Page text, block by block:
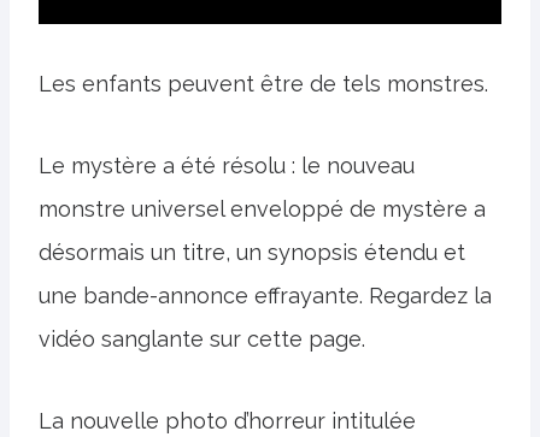
Les enfants peuvent être de tels monstres.
Le mystère a été résolu : le nouveau
monstre universel enveloppé de mystère a
désormais un titre, un synopsis étendu et
une bande-annonce effrayante. Regardez la
vidéo sanglante sur cette page.
La nouvelle photo d’horreur intitulée